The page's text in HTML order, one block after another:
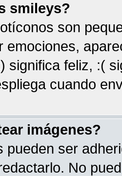
smileys?
son
emociones,
significa feliz, :(
cuando
imágenes?
pueden ser
No